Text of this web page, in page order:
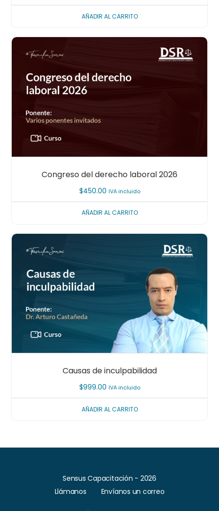
AÑADIR AL CARRITO
Congreso del derecho laboral 2026
$450.00 IVA incluido
AÑADIR AL CARRITO
Causas de inculpabilidad
$999.00 IVA incluido
AÑADIR AL CARRITO
Sensus Capacitación - 2026
Llámanos
Envíanos un correo